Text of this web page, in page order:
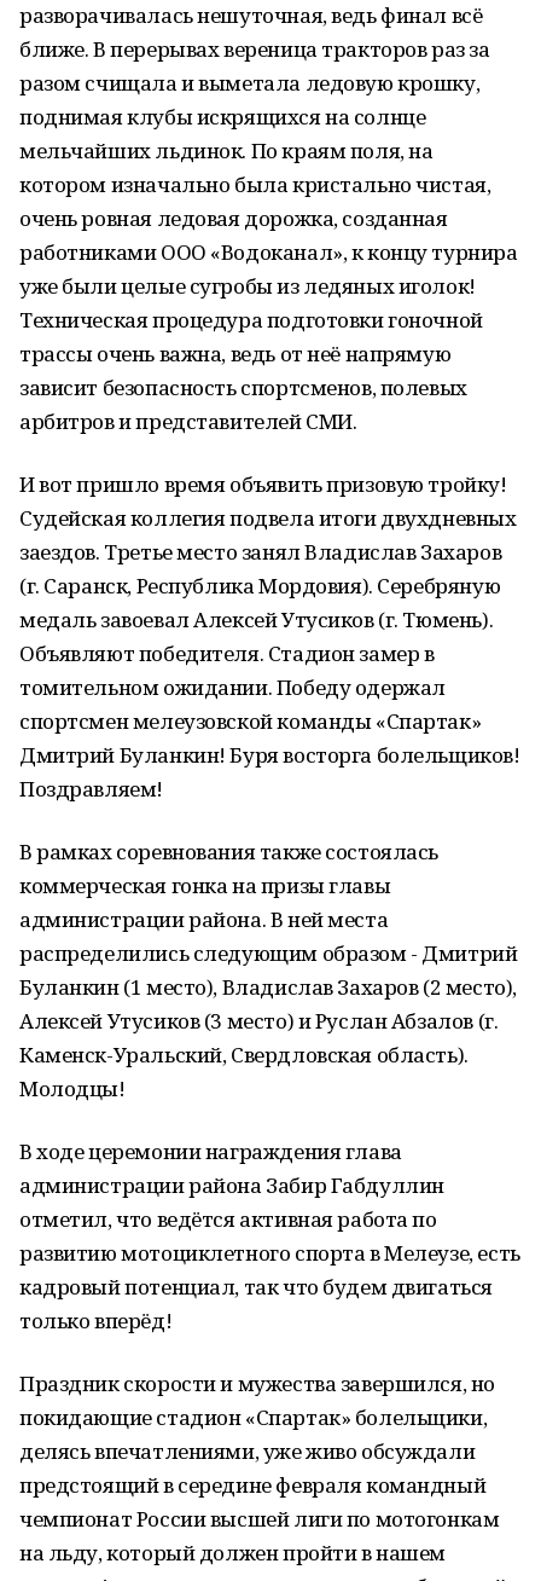
разворачивалась нешуточная, ведь финал всё
ближе. В перерывах вереница тракторов раз за
разом счищала и выметала ледовую крошку,
поднимая клубы искрящихся на солнце
мельчайших льдинок. По краям поля, на
котором изначально была кристально чистая,
очень ровная ледовая дорожка, созданная
работниками ООО «Водоканал», к концу турнира
уже были целые сугробы из ледяных иголок!
Техническая процедура подготовки гоночной
трассы очень важна, ведь от неё напрямую
зависит безопасность спортсменов, полевых
арбитров и представителей СМИ.
И вот пришло время объявить призовую тройку!
Судейская коллегия подвела итоги двухдневных
заездов. Третье место занял Владислав Захаров
(г. Саранск, Республика Мордовия). Серебряную
медаль завоевал Алексей Утусиков (г. Тюмень).
Объявляют победителя. Стадион замер в
томительном ожидании. Победу одержал
спортсмен мелеузовской команды «Спартак»
Дмитрий Буланкин! Буря восторга болельщиков!
Поздравляем!
В рамках соревнования также состоялась
коммерческая гонка на призы главы
администрации района. В ней места
распределились следующим образом - Дмитрий
Буланкин (1 место), Владислав Захаров (2 место),
Алексей Утусиков (3 место) и Руслан Абзалов (г.
Каменск-Уральский, Свердловская область).
Молодцы!
В ходе церемонии награждения глава
администрации района Забир Габдуллин
отметил, что ведётся активная работа по
развитию мотоциклетного спорта в Мелеузе, есть
кадровый потенциал, так что будем двигаться
только вперёд!
Праздник скорости и мужества завершился, но
покидающие стадион «Спартак» болельщики,
делясь впечатлениями, уже живо обсуждали
предстоящий в середине февраля командный
чемпионат России высшей лиги по мотогонкам
на льду, который должен пройти в нашем